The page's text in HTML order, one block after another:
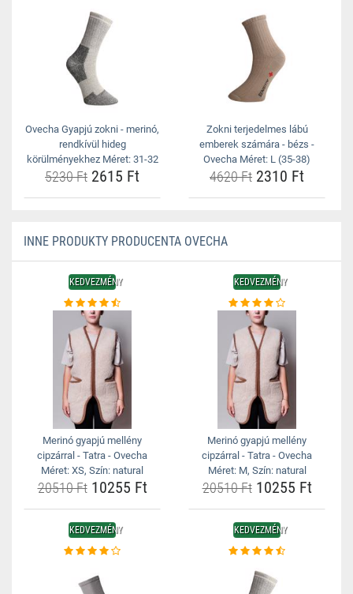
Ovecha Gyapjú zokni - merinó,
rendkívül hideg
körülményekhez Méret: 31-32
5230 Ft 2615 Ft
Zokni terjedelmes lábú
emberek számára - bézs -
Ovecha Méret: L (35-38)
4620 Ft 2310 Ft
INNE PRODUKTY PRODUCENTA OVECHA
KEDVEZMÉNY
Merinó gyapjú mellény
cipzárral - Tatra - Ovecha
Méret: XS, Szín: natural
20510 Ft10255 Ft
KEDVEZMÉNY
Merinó gyapjú mellény
cipzárral - Tatra - Ovecha
Méret: M, Szín: natural
20510 Ft10255 Ft
KEDVEZMÉNY KEDVEZMÉNY